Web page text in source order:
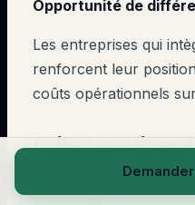
Opportunité de
Les entreprises qui
renforcent leur
coûts opérationnels
Indicateurs de
L'économie de
sur l'usage et la